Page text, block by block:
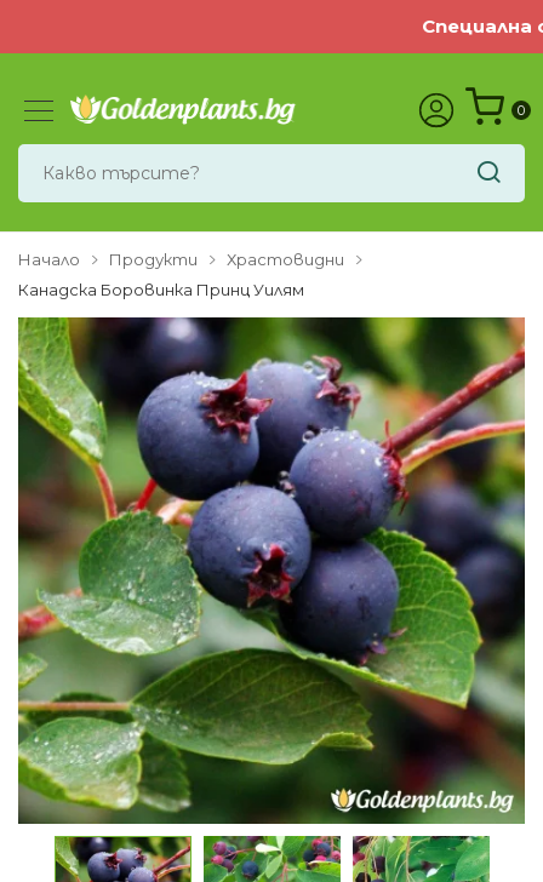
Специална
0
Начало Продукти
Храстовидни
Канадска Боровинка Принц Уилям